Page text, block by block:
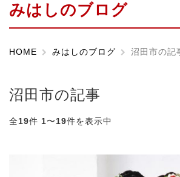
みはしのブログ
HOME みはしのブログ 沼田市の記
沼田市の記事
全19件 1〜19件を表示中